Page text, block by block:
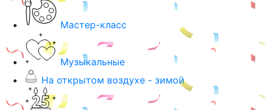
Мастер-класс
Музыкальные
На открытом воздухе - зимой